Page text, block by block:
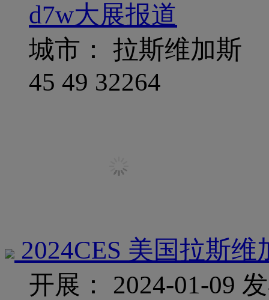
d7w大展报道
城市： 拉斯维加斯
45 49 32264
2024CES 美国拉斯
开展： 2024-01-09